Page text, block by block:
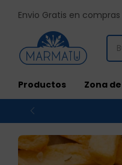
Productos Zona
Envio Gratis en